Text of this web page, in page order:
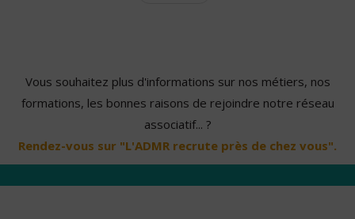
Vous souhaitez plus d'informations sur nos métiers, nos
formations, les bonnes raisons de rejoindre notre réseau
associatif... ?
Rendez-vous sur "L'ADMR recrute près de chez vous".